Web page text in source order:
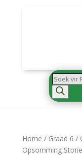
Products
search
Home / Graad 6 /
Opsomming